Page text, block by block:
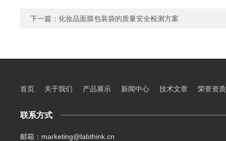
下一篇： 化妆品面膜包装袋的质量安全检测方案
首页 关于我们 产品展示 新闻中心 技术文章 荣誉资质
联系方式
邮箱：marketing@labthink.cn